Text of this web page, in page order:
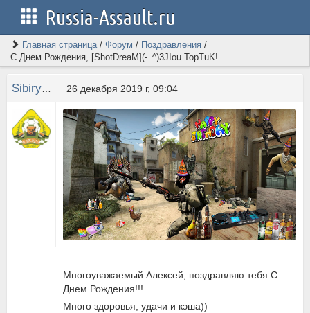
Russia-Assault.ru
Главная страница/ Форум / Поздравления /
С Днем Рождения, [ShotDreaM](-_^)3JIou TopTuK!
26 декабря 2019 г, 09:04
Многоуважаемый Алексей, поздравляю тебя С
Днем Рождения!!!
Много здоровья, удачи и кэша))